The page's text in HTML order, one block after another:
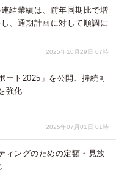
結業績は、前年同期比で増
、通期計画に対して順調に
2025年10月29日 07時
ート2025」を公開、持続可
強化
2025年07月01日 01時
ィングのための定額・見放